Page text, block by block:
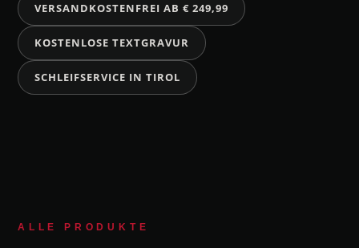
VERSANDKOSTENFREI AB € 249,99
KOSTENLOSE TEXTGRAVUR
SCHLEIFSERVICE IN TIROL
ALLE PRODUKTE